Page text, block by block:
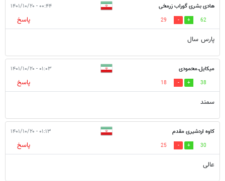
هادی بشری گوراب زرمخی ۰۰:۴۴ - ۱۴۰۱/۱۰/۲۰
62
29
پاسخ
پارس سال
میکایل.محمودی ۰۱:۰۳ - ۱۴۰۱/۱۰/۲۰
38
18
پاسخ
سمند
کاوه اردشیری مقدم ۰۱:۱۳ - ۱۴۰۱/۱۰/۲۰
30
25
پاسخ
عالی